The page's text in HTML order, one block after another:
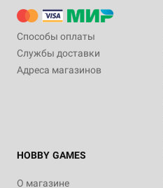
Способы оплаты
Службы доставки
Адреса магазинов
HOBBY GAMES
О магазине